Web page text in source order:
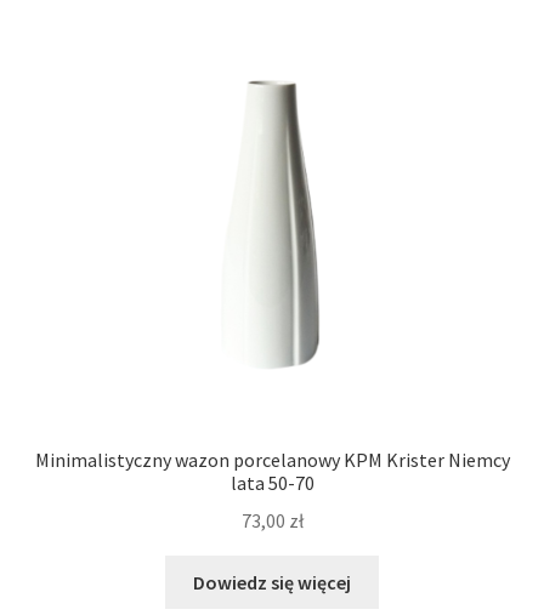
Minimalistyczny wazon porcelanowy KPM Krister Niemcy
lata 50-70
73,00 zł
Dowiedz się więcej